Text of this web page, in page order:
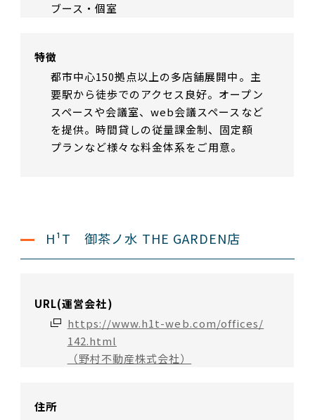
ブース・個室
特徴
都市中心150拠点以上の多店舗展開中。主
要駅から徒歩でのアクセス良好。オープン
スペースや会議室、web会議スペースなど
を提供。時間貸しの従量課金制、固定額
プランなど様々な料金体系をご用意。
H¹T 御茶ノ水 THE GARDEN店
URL(運営会社)
https://www.h1t-web.com/offices/
142.html
（野村不動産株式会社）
住所